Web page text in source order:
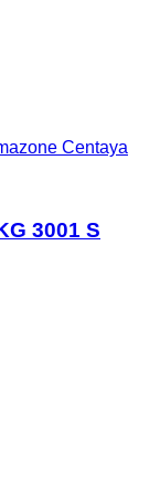
Centaya
3001 S